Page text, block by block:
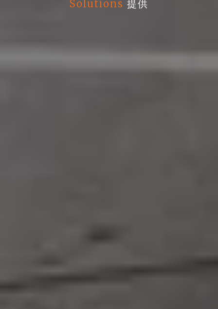
Solutions 提供